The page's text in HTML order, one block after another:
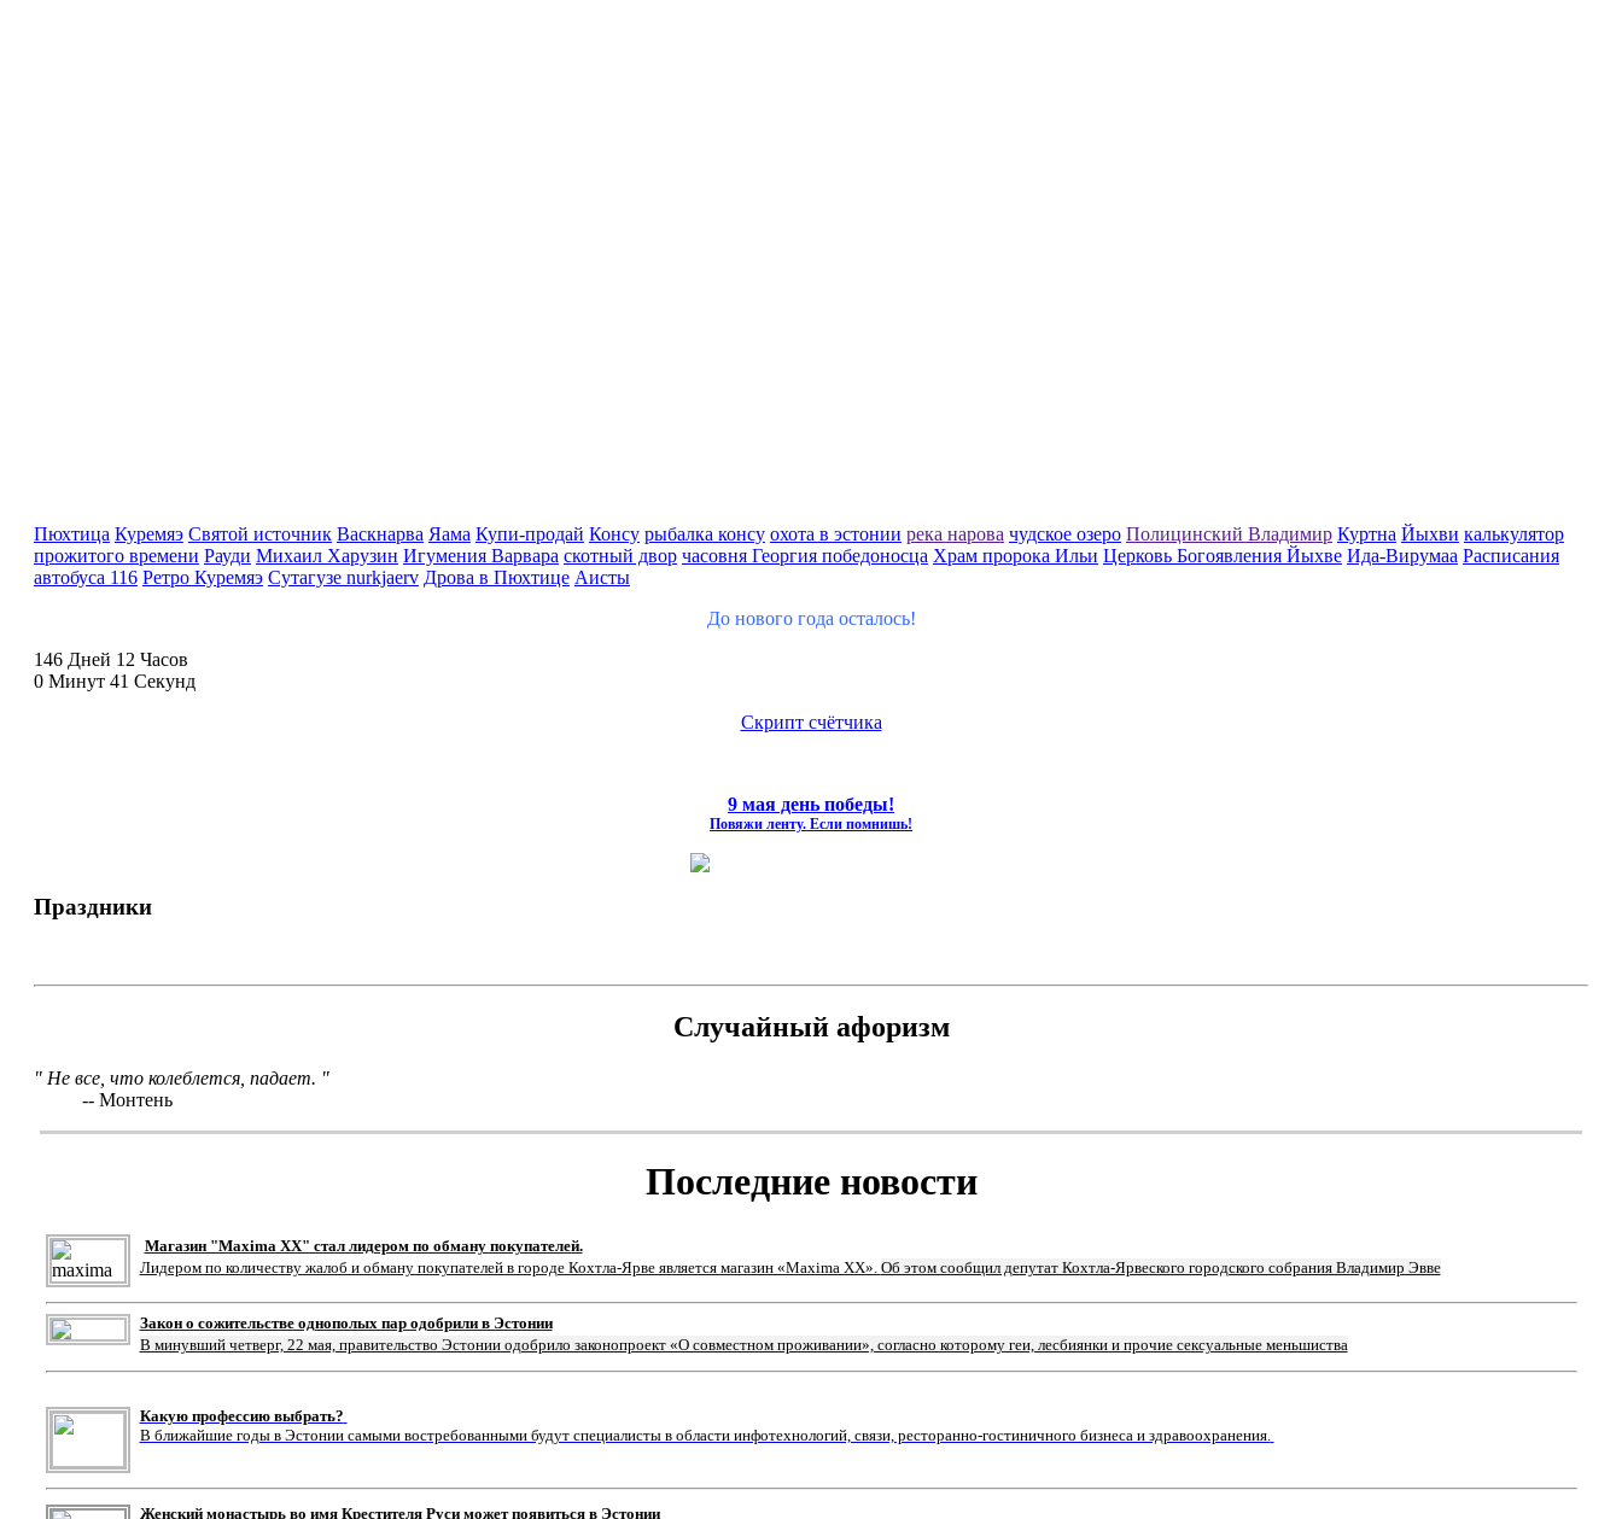
Пюхтица Куремяэ Святой источник Васкнарва Яама Купи-продай Консу рыбалка консу охота в эстонии река нарова чудское озеро Полицинский Владимир Куртна Йыхви калькулятор
прожитого времени Рауди Михаил Харузин Игумения Варвара скотный двор часовня Георгия победоносца Храм пророка Ильи Церковь Богоявления Йыхве Ида-Вирумаа Расписания
автобуса 116 Ретро Куремяэ Сутагузе nurkjaerv Дрова в Пюхтице Аисты
До нового года осталось!
146 Дней 12 Часов
0 Минут 40 Секунд
Скрипт счётчика
9 мая день победы!
Повяжи ленту. Если помнишь!
Праздники
Случайный афоризм
" Не все, что колеблется, падает. "
-- Монтень
Последние новости
Магазин "Maxima XX" стал лидером по обману покупателей.
Лидером по количеству жалоб и обману покупателей в городе Кохтла-Ярве является магазин «Мaxima XX». Об этом сообщил депутат Кохтла-Ярвеского городского собрания Владимир Эвве
Закон о сожительстве однополых пар одобрили в Эстонии
В минувший четверг, 22 мая, правительство Эстонии одобрило законопроект «О совместном проживании», согласно которому геи, лесбиянки и прочие сексуальные меньшиства
Какую профессию выбрать?
В ближайшие годы в Эстонии самыми востребованными будут специалисты в области инфотехнологий, связи, ресторанно-гостиничного бизнеса и здравоохранения.
Женский монастырь во имя Крестителя Руси может появиться в Эстонии